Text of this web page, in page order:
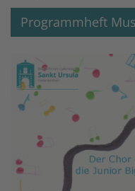
Programmheft